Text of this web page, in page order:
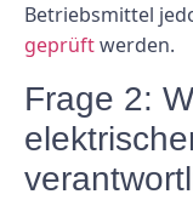
Betriebsmittel
geprüftwerden.
Frage 2: